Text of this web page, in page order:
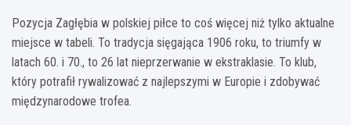
Pozycja Zagłębia w polskiej piłce to coś więcej niż tylko aktualne
miejsce w tabeli. To tradycja sięgająca 1906 roku, to triumfy w
latach 60. i 70., to 26 lat nieprzerwanie w ekstraklasie. To klub,
który potrafił rywalizować z najlepszymi w Europie i zdobywać
międzynarodowe trofea.